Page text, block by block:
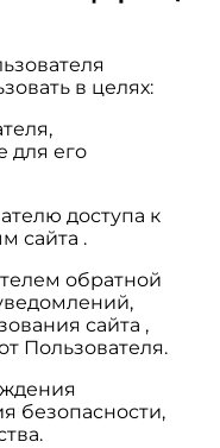
в целях:
для его
доступа к
сайта .
обратной
сайта ,
Пользователя.
безопасности,